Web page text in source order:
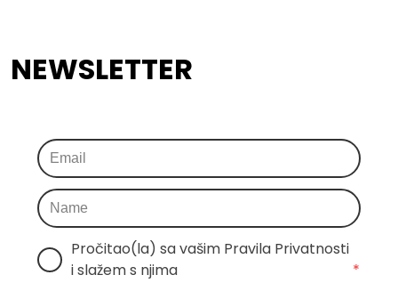
NEWSLETTER
Pročitao(la) sa vašim Pravila Privatnosti
i slažem s njima
*